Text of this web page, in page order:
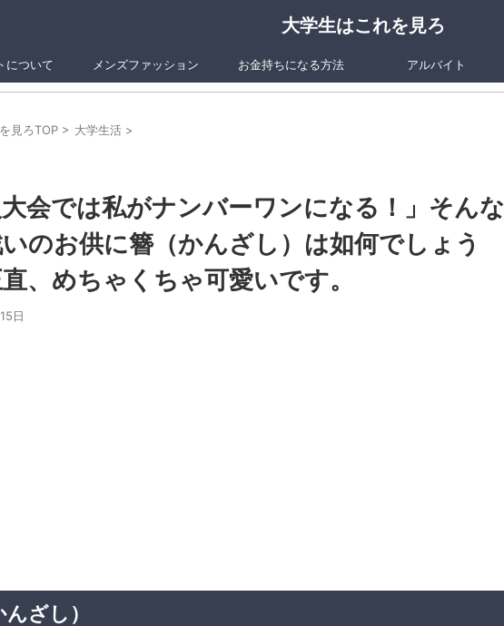
大学生はこれを見ろ
について メンズファッション お金持ちになる方法 アルバイト
見ろTOP > 大学生活 >
大会では私がナンバーワンになる！」そんな
のお供に簪（かんざし）は如何でしょう
、めちゃくちゃ可愛いです。
日
ざし）